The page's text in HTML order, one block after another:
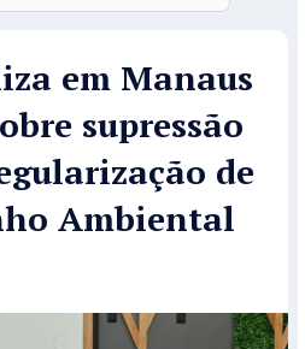
em Manaus
supressão
de
Ambiental